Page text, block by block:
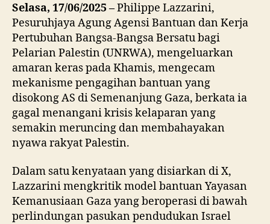
Selasa, 17/06/2025 –Philippe Lazzarini,
Pesuruhjaya Agung Agensi Bantuan dan Kerja
Pertubuhan Bangsa-Bangsa Bersatu bagi
Pelarian Palestin (UNRWA), mengeluarkan
amaran keras pada Khamis, mengecam
mekanisme pengagihan bantuan yang
disokong AS di Semenanjung Gaza, berkata ia
gagal menangani krisis kelaparan yang
semakin meruncing dan membahayakan
nyawa rakyat Palestin.
Dalam satu kenyataan yang disiarkan di X,
Lazzarini mengkritik model bantuan Yayasan
Kemanusiaan Gaza yang beroperasi di bawah
perlindungan pasukan pendudukan Israel